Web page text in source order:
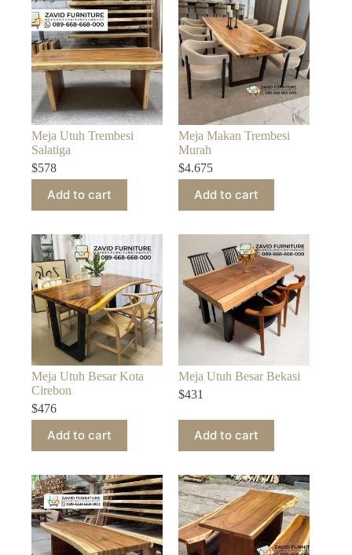
Meja Utuh Trembesi
Salatiga
$578
Add to cart
Meja Makan Trembesi
Murah
$4.675
Add to cart
Meja Utuh Besar Kota
Cirebon
$476
Add to cart
Meja Utuh Besar Bekasi
$431
Add to cart